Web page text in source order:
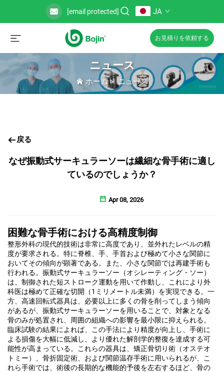
[email protected] JA
お見積りを依頼する
ニュース
ホーム>ニュース
戻る
なぜ振動式サーキュラーソーは繊細な骨手術に適し
ているのでしょうか？
Apr 08, 2026
困難な骨手術における高精度制御
整形外科の現代的技術は非常に高度であり、並外れたレベルの精
度が要求される。特に脊椎、手、手首および極めて小さな関節に
おいてその傾向が顕著である。また、小さな関節では再建手術も
行われる。振動式サーキュラーソー（オシレーティング・ソー）
は、制御された短ストローク運動を用いて作動し、これにより外
科医は極めて正確な切開（1ミリメートル未満）を実現できる。一
方、高速回転式器具は、必要以上に多くの骨を削ってしまう傾向
があるが、振動式サーキュラーソーを用いることで、対象となる
骨のみが処置され、周囲の組織への影響を最小限に抑えられる。
臨床試験の結果によれば、この手法により精度が向上し、手術に
よる損傷を大幅に低減し、より優れた解剖学的整復を達成する可
能性が高まっている。これらの器具は、矯正骨切り術（オステオ
トミー）、骨折固定術、および関節温存手術に用いられるが、こ
れら手術では、術後の長期的な機能的予後を左右するほど、骨の